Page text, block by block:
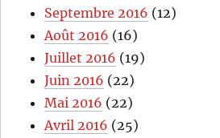
Septembre 2016 (12)
Août 2016 (16)
Juillet 2016 (19)
Juin 2016 (22)
Mai 2016 (22)
Avril 2016 (25)